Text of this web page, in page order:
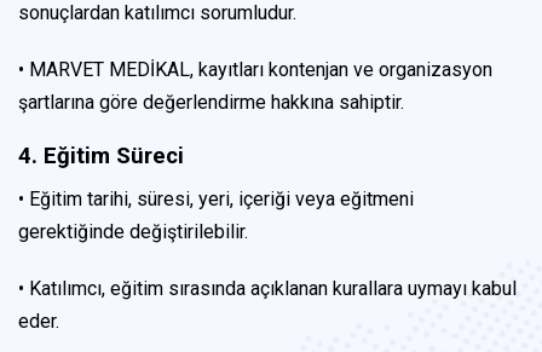
sonuçlardan katılımcı sorumludur.
• MARVET MEDİKAL, kayıtları kontenjan ve organizasyon
şartlarına göre değerlendirme hakkına sahiptir.
4. Eğitim Süreci
• Eğitim tarihi, süresi, yeri, içeriği veya eğitmeni
gerektiğinde değiştirilebilir.
• Katılımcı, eğitim sırasında açıklanan kurallara uymayı kabul
eder.